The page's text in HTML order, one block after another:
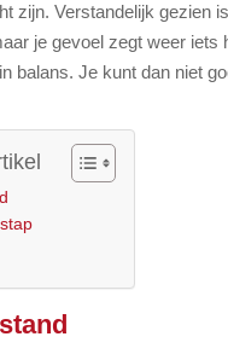
zijn. Verstandelijk gezien
je gevoel zegt weer iets
balans. Je kunt dan niet